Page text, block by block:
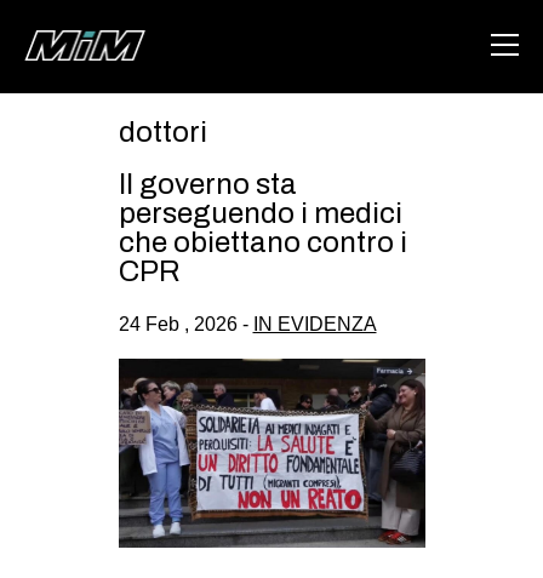
ABOUT
CSOA LAMBRETTA
MSM
STUDENTI TSUNAMI
ZAM
dottori
Il governo sta
perseguendo i medici
che obiettano contro i
CPR
24 Feb , 2026 - IN EVIDENZA